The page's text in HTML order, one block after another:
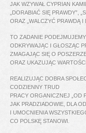
JAK WZYWAŁ CYPRIAN
„DORABIAĆ SIĘ PRAWDY”,
ORAZ „WALCZYĆ PRAWDĄ I
TO ZADANIE PODEJMUJEMY
ODKRYWAJĄC I GŁOSZĄC
ZMAGAJĄC SIĘ O
ORAZ UKAZUJĄC
REALIZUJĄC DOBRA
CODZIENNY TRUD
PRACY ORGANICZNEJ „OD
JAK PRADZIADOWIE, DLA
I UMOCNIENIA
CO POLSKĘ STANOWI.